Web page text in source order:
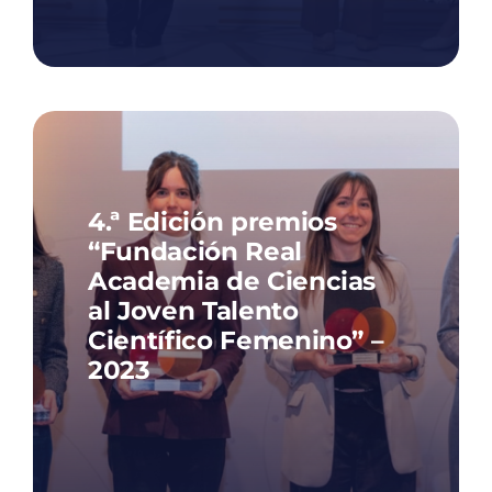
4.ª Edición premios
“Fundación Real
Academia de Ciencias
al Joven Talento
Científico Femenino” –
2023
En la IV edición de los Premios al
Joven Talento Científico Femenino
se premiaron científicas